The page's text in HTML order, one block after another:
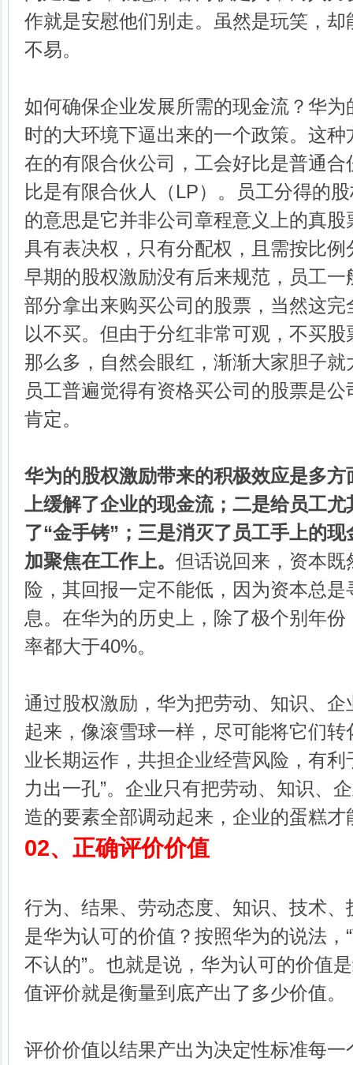
作就是安慰他们别走。虽然是玩笑，
不易。
如何确保企业发展所需的现金流？华
时的大环境下逼出来的一个政策。这
在的有限合伙公司，工会好比是普通
比是有限合伙人（LP）。员工分得的
的意思是它并非公司章程意义上的真
具有表决权，只有分配权，且需按比
早期的股权激励没有后来规范，员工
部分拿出来购买公司的股票，当然这
以不买。但由于分红非常可观，不买
那么多，自然会眼红，渐渐大家胆子
员工普遍觉得有资格买公司的股票是
肯定。
华为的股权激励带来的积极效应是多
上缓解了企业的现金流；二是给员工
了“金手铐”；三是消灭了员工手上的
加聚焦在工作上。 但话说回来，资本
险，其回报一定不能低，因为资本总
息。在华为的历史上，除了极个别年
率都大于40%。
通过股权激励，华为把劳动、知识、
起来，像滚雪球一样，尽可能将它们
业长期运作，共担企业经营风险，有利
力出一孔”。企业只有把劳动、知识、
造的要素全部调动起来，企业的蛋糕才
02、 正确评价价值
行为、结果、劳动态度、知识、技术
是华为认可的价值？按照华为的说法，
不认的”。也就是说，华为认可的价值
值评价就是衡量到底产出了多少价值。
评价价值以结果产出为决定性标准每